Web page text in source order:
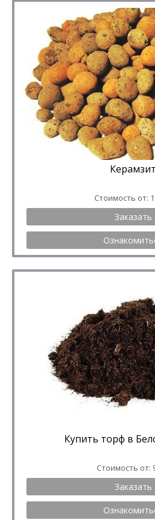
Керамзит
Стоимость от:
Заказать
Купить торф в
Стоимость от:
Заказать